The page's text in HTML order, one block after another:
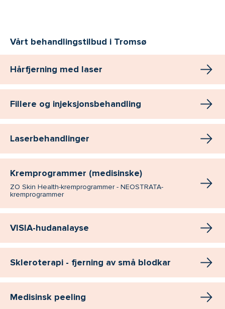
Vårt behandlingstilbud i Tromsø
Hårfjerning med laser
Fillere og injeksjonsbehandling
Laserbehandlinger
Kremprogrammer (medisinske)
ZO Skin Health-kremprogrammer - NEOSTRATA-
kremprogrammer
VISIA-hudanalayse
Skleroterapi - fjerning av små blodkar
Medisinsk peeling